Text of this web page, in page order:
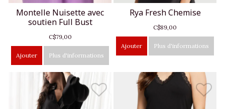
Montelle Nuisette avec
soutien Full Bust
C$79,00
Ajouter Plus d'informations
Rya Fresh Chemise
C$89,00
Ajouter Plus d'informations